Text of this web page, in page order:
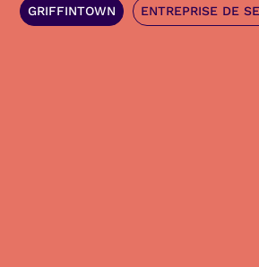
GRIFFINTOWN ENTREPRISE DE